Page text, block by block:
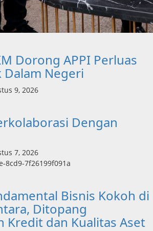
Dorong APPI Perluas
Dalam Negeri
9, 2026
Dengan
7, 2026
Bisnis Kokoh di
Ditopang
Kredit dan Kualitas Aset